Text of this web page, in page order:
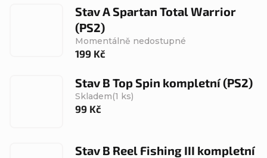
Stav A Spartan Total Warrior
(PS2)
Momentálně nedostupné
199 Kč
Stav B Top Spin kompletní (PS2)
Skladem(1 ks)
99 Kč
Stav B Reel Fishing III kompletní